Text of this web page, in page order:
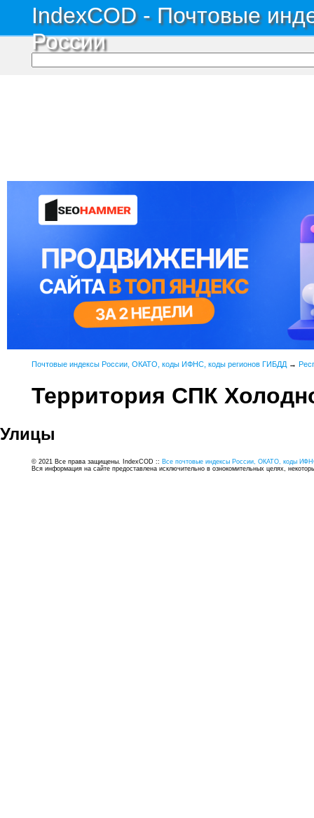
IndexCOD - Почтовые
России
Почтовые индексы России, ОКАТО, коды ИФНС, коды регионов ГИБДД →
Территория СПК
Улицы
© 2021 Все права защищены. IndexCOD :: Все почтовые индексы России, ОКАТО, коды
Вся информация на сайте предоставлена исключительно в ознокомительных целях,